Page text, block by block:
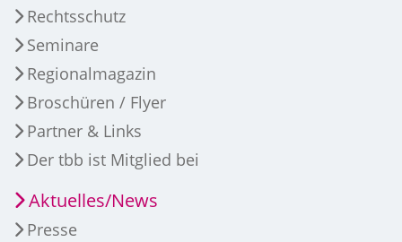
Rechtsschutz
Seminare
Regionalmagazin
Broschüren / Flyer
Partner & Links
Der tbb ist Mitglied bei
Aktuelles/News
Presse